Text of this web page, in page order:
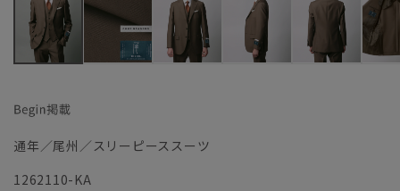
通年／尾州／スリーピーススーツ
1262110-KA